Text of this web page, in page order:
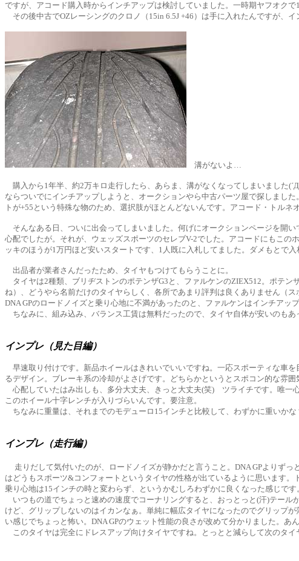
ですが、アコード購入時からインチアップは検討していました。一時期ヤフオク
その後中古でOZレーシングのクロノ（15in 6.5J +46）は手に入れたんですが、
溝がないよ…
購入から1年半、約2万キロ走行したら、あらま、溝がなくなってしまいました
ならついでにインチアップしようと、オークションやら中古パーツ屋で探しまし
トが+55という特殊な物のため、選択肢がほとんどないんです。アコード・トルネ
そんなある日、ついに出会ってしまいました。何げにオークションページを開
心配でしたが。それが、ウェッズスポーツのセレブV-2でした。アコードにもこ
ッキのほうが1万円ほど安いスタートです、1人既に入札してました。ダメもとで
出品者が業者さんだったため、タイヤもつけてもらうことに。
タイヤは2種類、ブリヂストンのポテンザG3と、ファルケンのZIEX512。ポテ
ね）、どうやら名前だけのタイヤらしく、各所であまり評判は良くありません（
DNA GPのロードノイズと乗り心地に不満があったのと、ファルケンはインチア
ちなみに、組み込み、バランス工賃は無料だったので、タイヤ自体が安いのも
インプレ（見た目編）
早速取り付けです。新品ホイールはきれいでいいですね。一応スポーティな車
るデザイン。ブレーキ系の冷却がよさげです。どちらかというとスポコン的な雰
心配していたはみ出しも、多分大丈夫、きっと大丈夫(笑) ツライチです。唯一
このホイール十字レンチが入りづらいんです。要注意。
ちなみに重量は、それまでのモデューロ15インチと比較して、わずかに重いかな
インプレ（走行編）
走りだして気付いたのが、ロードノイズが静かだと言うこと。DNA GPよりず
はどうもスポーツ&コンフォートというタイヤの性格が出ているように思います
乗り心地は15インチの時と変わらず、というかむしろわずかに良くなった感じで
いつもの道でちょっと速めの速度でコーナリングすると、おっとっと(汗)テー
けど、グリップしないのはイカンなぁ。単純に幅広タイヤになったのでグリップ
い感じでちょっと怖い。DNA GPのウェット性能の良さが改めて分かりました。
このタイヤは完全にドレスアップ向けタイヤですね。とっとと減らして次のタイ